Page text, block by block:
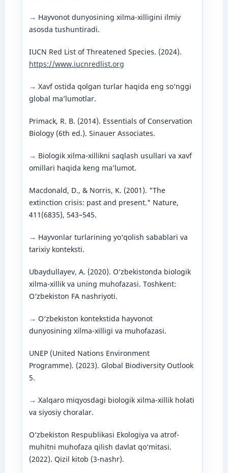
→ Hayvonot dunyosining xilma-xilligini ilmiy
asosda tushuntiradi.
IUCN Red List of Threatened Species. (2024).
https://www.iucnredlist.org
→ Xavf ostida qolgan turlar haqida eng so‘nggi
global ma’lumotlar.
Primack, R. B. (2014). Essentials of Conservation
Biology (6th ed.). Sinauer Associates.
→ Biologik xilma-xillikni saqlash usullari va xavf
omillari haqida keng ma’lumot.
Macdonald, D., & Norris, K. (2001). "The
extinction crisis: past and present." Nature,
411(6835), 543–545.
→ Hayvonlar turlarining yo‘qolish sabablari va
tarixiy konteksti.
Ubaydullayev, A. (2020). O‘zbekistonda biologik
xilma-xillik va uning muhofazasi. Toshkent:
O‘zbekiston FA nashriyoti.
→ O‘zbekiston kontekstida hayvonot
dunyosining xilma-xilligi va muhofazasi.
UNEP (United Nations Environment
Programme). (2023). Global Biodiversity Outlook
5.
→ Xalqaro miqyosdagi biologik xilma-xillik holati
va siyosiy choralar.
O‘zbekiston Respublikasi Ekologiya va atrof-
muhitni muhofaza qilish davlat qo‘mitasi.
(2022). Qizil kitob (3-nashr).